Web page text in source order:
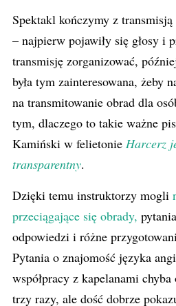
Spektakl kończymy z
– najpierw pojawiły się głosy i
transmisję zorganizować,
była tym zainteresowana, żeby
na transmitowanie obrad dla
tym, dlaczego to takie ważne
Kamiński w felietonie Harcerz
transparentny.
Dzięki temu instruktorzy mogli
przeciągające się obrady,
odpowiedzi i różne
Pytania o znajomość języka
współpracy z kapelanami
trzy razy, ale dość dobrze